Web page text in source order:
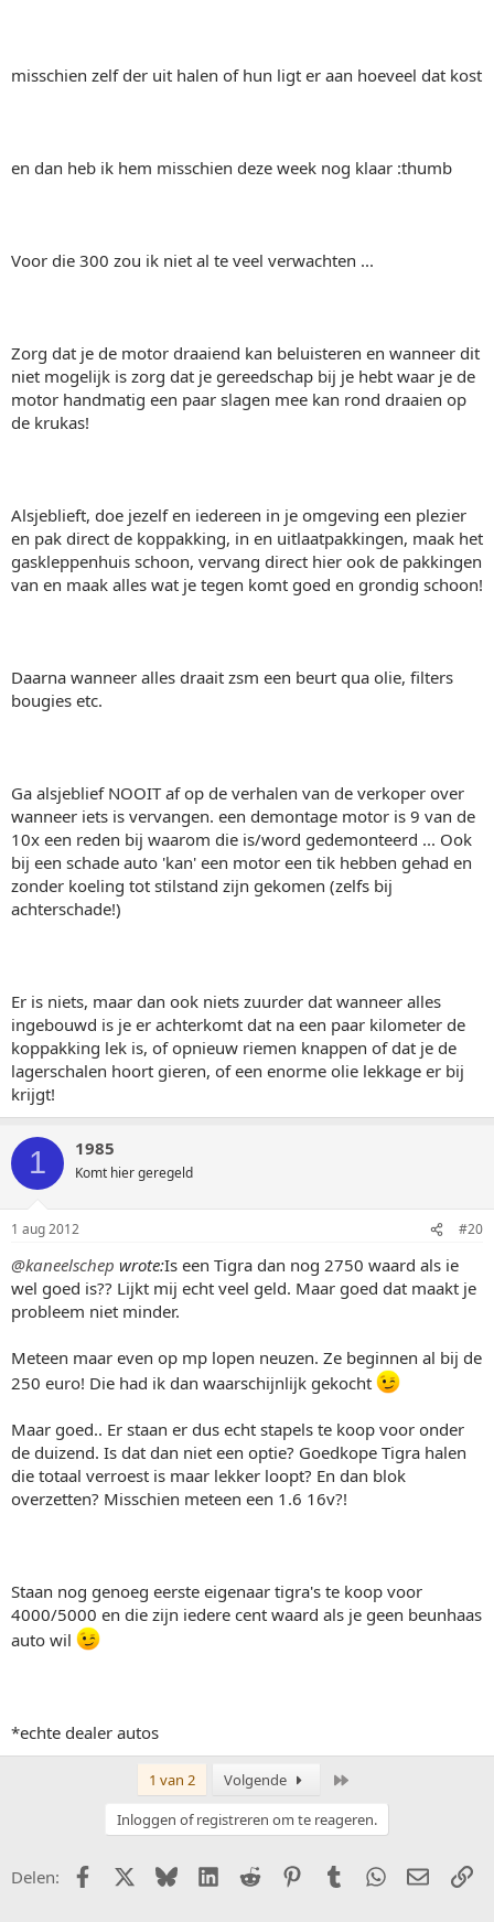
misschien zelf der uit halen of hun ligt er aan hoeveel dat kost
en dan heb ik hem misschien deze week nog klaar :thumb
Voor die 300 zou ik niet al te veel verwachten ...
Zorg dat je de motor draaiend kan beluisteren en wanneer dit
niet mogelijk is zorg dat je gereedschap bij je hebt waar je de
motor handmatig een paar slagen mee kan rond draaien op
de krukas!
Alsjeblieft, doe jezelf en iedereen in je omgeving een plezier
en pak direct de koppakking, in en uitlaatpakkingen, maak het
gaskleppenhuis schoon, vervang direct hier ook de pakkingen
van en maak alles wat je tegen komt goed en grondig schoon!
Daarna wanneer alles draait zsm een beurt qua olie, filters
bougies etc.
Ga alsjeblief NOOIT af op de verhalen van de verkoper over
wanneer iets is vervangen. een demontage motor is 9 van de
10x een reden bij waarom die is/word gedemonteerd ... Ook
bij een schade auto 'kan' een motor een tik hebben gehad en
zonder koeling tot stilstand zijn gekomen (zelfs bij
achterschade!)
Er is niets, maar dan ook niets zuurder dat wanneer alles
ingebouwd is je er achterkomt dat na een paar kilometer de
koppakking lek is, of opnieuw riemen knappen of dat je de
lagerschalen hoort gieren, of een enorme olie lekkage er bij
krijgt!
1 1985
Komt hier geregeld
1 aug 2012 #20
@kaneelschep wrote:Is een Tigra dan nog 2750 waard als ie
wel goed is?? Lijkt mij echt veel geld. Maar goed dat maakt je
probleem niet minder.
Meteen maar even op mp lopen neuzen. Ze beginnen al bij de
250 euro! Die had ik dan waarschijnlijk gekocht
Maar goed.. Er staan er dus echt stapels te koop voor onder
de duizend. Is dat dan niet een optie? Goedkope Tigra halen
die totaal verroest is maar lekker loopt? En dan blok
overzetten? Misschien meteen een 1.6 16v?!
Staan nog genoeg eerste eigenaar tigra's te koop voor
4000/5000 en die zijn iedere cent waard als je geen beunhaas
auto wil
*echte dealer autos
1 van 2 Volgende
Inloggen of registreren om te reageren.
Delen: FacebookX (Twitter)
BlueskyLinkedIn
Reddit PinterestTumblr WhatsApp
E-mail